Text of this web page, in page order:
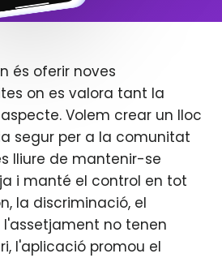
és oferir noves
on es valora tant la
Volem crear un lloc
segur per a la comunitat
lliure de mantenir-se
i manté el control en tot
la discriminació, el
l'assetjament no tenen
l'aplicació promou el